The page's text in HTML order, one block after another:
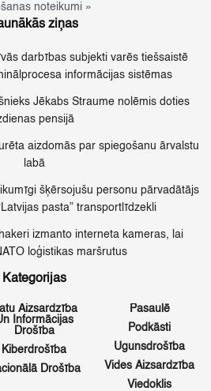
noteikumi »
ziņas
darbības subjekti varēs tiešsaistē
informācijas sistēmas
Jēkabs Straume nolēmis doties
pensijā
aizdomās par spiegošanu ārvalstu
labā
šķērsojušu personu pārvadātājs
pasta” transportlīdzekli
izmanto interneta kameras, lai
loģistikas maršrutus
Kategorijas
Aizsardzība
Informācijas
Drošība
Kiberdrošība
Drošība
Pasaulē
Podkāsti
Ugunsdrošība
Vides Aizsardzība
Viedoklis